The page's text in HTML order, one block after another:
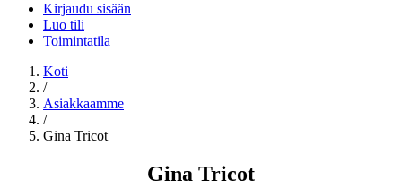
Kirjaudu sisään
Luo tili
Toimintatila
Koti
/
Asiakkaamme
/
Gina Tricot
Gina Tricot